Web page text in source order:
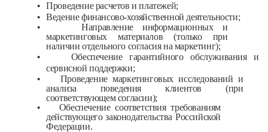
•
Проведение расчетов и платежей;
•
Ведение финансово-хозяйственной деятельности;
•
Направление информационных и
маркетинговых материалов (только при
наличии отдельного согласия на маркетинг);
•
Обеспечение гарантийного обслуживания и
сервисной поддержки;
•
Проведение маркетинговых исследований и
анализа поведения клиентов (при
соответствующем согласии);
•
Обеспечение соответствия требованиям
действующего законодательства Российской
Федерации.